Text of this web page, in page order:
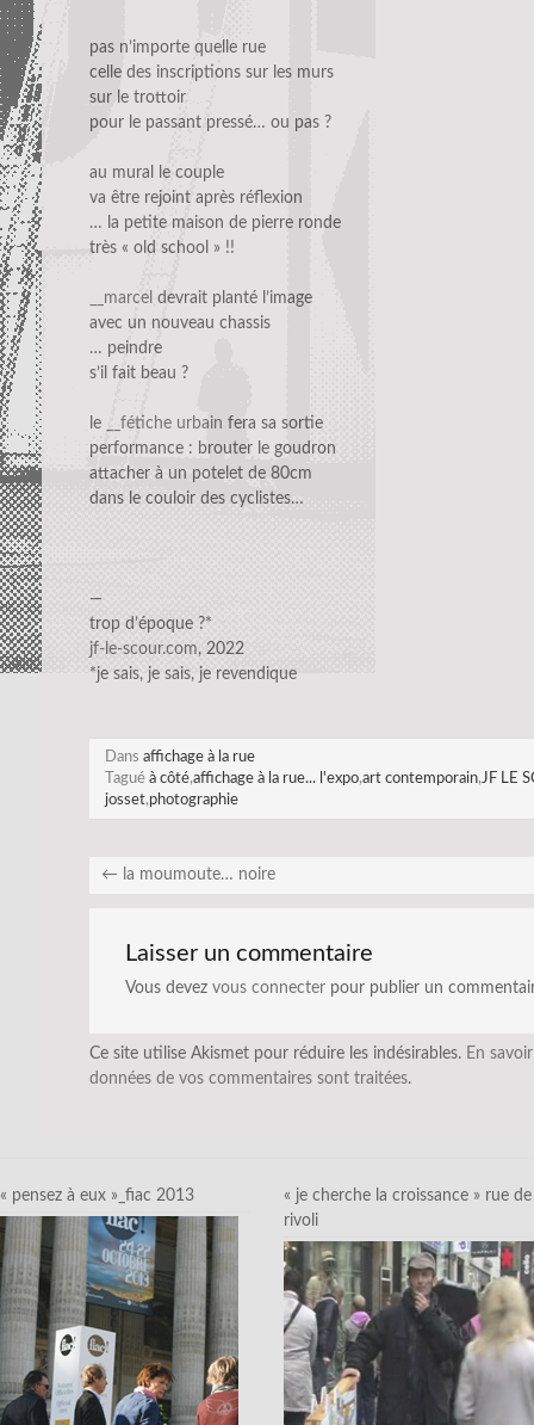
pas n’importe quelle rue
celle des inscriptions sur les murs
sur le trottoir
pour le passant pressé… ou pas ?
au mural le couple
va être rejoint après réflexion
… la petite maison de pierre ronde
très « old school » !!
__marcel devrait planté l’image
avec un nouveau chassis
… peindre
s’il fait beau ?
le __fétiche urbain fera sa sortie
performance : brouter le goudron
attacher à un potelet de 80cm
dans le couloir des cyclistes…
—
trop d’époque ?*
jf-le-scour.com, 2022
*je sais, je sais, je revendique
Dans affichage à la rue
Tagué à côté,affichage à la rue... l'expo,art contemporain,JF LE
josset,photographie
← la moumoute… noire
Laisser un commentaire
Vous devez vous connecter pour publier un
Ce site utilise Akismet pour réduire les indésirables. En
données de vos commentaires sont traitées.
« pensez à eux »_fiac 2013
« je cherche la croissance » rue de
rivoli